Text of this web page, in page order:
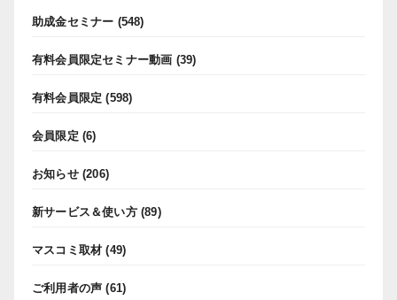
助成金セミナー (548)
有料会員限定セミナー動画 (39)
有料会員限定 (598)
会員限定 (6)
お知らせ(206)
新サービス＆使い方(89)
マスコミ取材 (49)
ご利用者の声 (61)